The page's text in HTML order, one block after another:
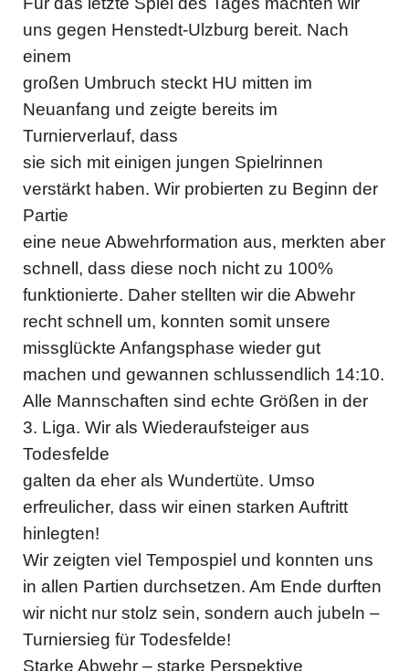
uns gegen Henstedt-Ulzburg bereit. Nach
einem
großen Umbruch steckt HU mitten im
Neuanfang und zeigte bereits im
Turnierverlauf, dass
sie sich mit einigen jungen Spielrinnen
verstärkt haben. Wir probierten zu Beginn der
Partie
eine neue Abwehrformation aus, merkten aber
schnell, dass diese noch nicht zu 100%
funktionierte. Daher stellten wir die Abwehr
recht schnell um, konnten somit unsere
missglückte Anfangsphase wieder gut
machen und gewannen schlussendlich 14:10.
Alle Mannschaften sind echte Größen in der
3. Liga. Wir als Wiederaufsteiger aus
Todesfelde
galten da eher als Wundertüte. Umso
erfreulicher, dass wir einen starken Auftritt
hinlegten!
Wir zeigten viel Tempospiel und konnten uns
in allen Partien durchsetzen. Am Ende durften
wir nicht nur stolz sein, sondern auch jubeln –
Turniersieg für Todesfelde!
Starke Abwehr – starke Perspektive